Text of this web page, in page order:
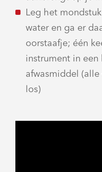
Leg het
water en ga er
oorstaafje; één
instrument in een
afwasmiddel
los)